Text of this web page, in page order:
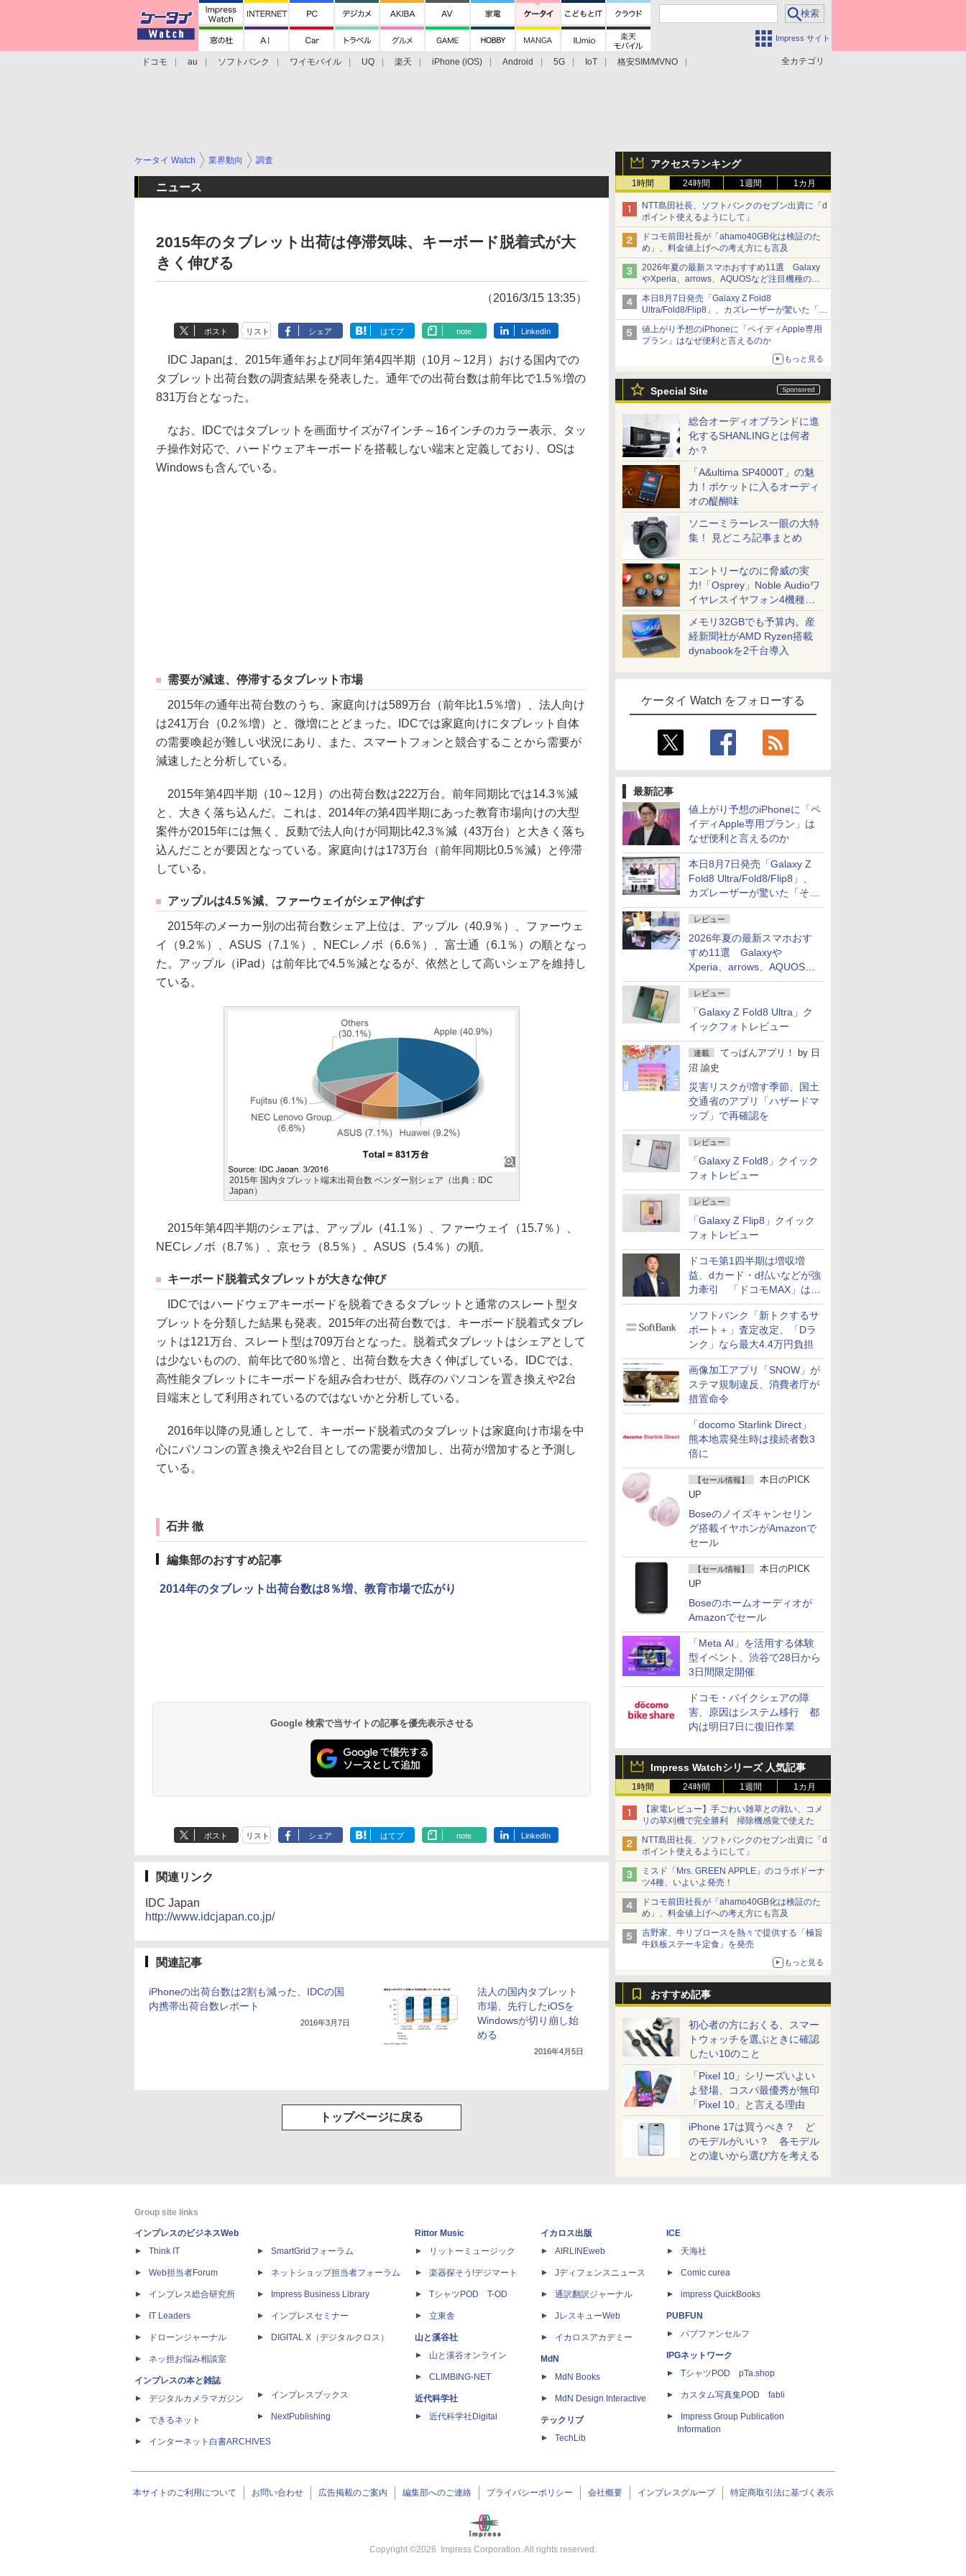
Impress サイト
全カテゴリ
ドコモ au ソフトバンク ワイモバイル UQ 楽天 iPhone (iOS) Android 5G IoT
格安SIM/MVNO
アクセスランキング
1時間 24時間 1週間 1カ月
NTT島田社長、ソフトバンクのセブン出資に「d
ポイント使えるようにして」
ドコモ前田社長が「ahamo40GB化は検証のた
め」、料金値上げへの考え方にも言及
2026年夏の最新スマホおすすめ11選 Galaxy
やXperia、arrows、AQUOSなど注目機種の特
徴は
本日8月7日発売「Galaxy Z Fold8
Ultra/Fold8/Flip8」、カズレーザーが驚いた「そ
ば屋のメニュー並みの薄さ」
値上がり予想のiPhoneに「ペイディApple専用
プラン」はなぜ便利と言えるのか
もっと見る
Special Site
総合オーディオブランドに進
化するSHANLINGとは何者
か？
「A&ultima SP4000T」の魅
力！ポケットに入るオーディ
オの醍醐味
ソニーミラーレス一眼の大特
集！ 見どころ記事まとめ
エントリーなのに脅威の実
力!「Osprey」Noble Audioワ
イヤレスイヤフォン4機種を
一気に聴く
メモリ32GBでも予算内。産
経新聞社がAMD Ryzen搭載
dynabookを2千台導入
ケータイ Watch をフォローする
最新記事
値上がり予想のiPhoneに「ペ
イディApple専用プラン」は
なぜ便利と言えるのか
本日8月7日発売「Galaxy Z
Fold8 Ultra/Fold8/Flip8」、
カズレーザーが驚いた「そば
屋のメニュー並みの薄さ」
レビュー
2026年夏の最新スマホおす
すめ11選 Galaxyや
Xperia、arrows、AQUOSな
ど注目機種の特徴は
レビュー
「Galaxy Z Fold8 Ultra」ク
イックフォトレビュー
連載 てっぱんアプリ！ by 日
沼 諭史
災害リスクが増す季節、国土
交通省のアプリ「ハザードマ
ップ」で再確認を
レビュー
「Galaxy Z Fold8」クイック
フォトレビュー
レビュー
「Galaxy Z Flip8」クイック
フォトレビュー
ドコモ第1四半期は増収増
益、dカード・d払いなどが強
力牽引 「ドコモMAX」は
400万契約突破
ソフトバンク「新トクするサ
ポート＋」査定改定、「Dラ
ンク」なら最大4.4万円負担
画像加工アプリ「SNOW」が
ステマ規制違反、消費者庁が
措置命令
「docomo Starlink Direct」
熊本地震発生時は接続者数3
倍に
【セール情報】
本日のPICK
UP
Boseのノイズキャンセリン
グ搭載イヤホンがAmazonで
セール
【セール情報】
本日のPICK
UP
Boseのホームオーディオが
Amazonでセール
「Meta AI」を活用する体験
型イベント、渋谷で28日から
3日間限定開催
ドコモ・バイクシェアの障
害、原因はシステム移行 都
内は明日7日に復旧作業
Impress Watchシリーズ 人気記事
1時間 24時間 1週間 1カ月
【家電レビュー】手ごわい雑草との戦い、コメ
リの草刈機で完全勝利 掃除機感覚で使えた
NTT島田社長、ソフトバンクのセブン出資に「d
ポイント使えるようにして」
ミスド「Mrs. GREEN APPLE」のコラボドーナ
ツ4種、いよいよ発売！
ドコモ前田社長が「ahamo40GB化は検証のた
め」、料金値上げへの考え方にも言及
吉野家、牛リブロースを熱々で提供する「極旨
牛鉄板ステーキ定食」を発売
もっと見る
おすすめ記事
初心者の方におくる、スマー
トウォッチを選ぶときに確認
したい10のこと
「Pixel 10」シリーズいよい
よ登場、コスパ最優秀が無印
「Pixel 10」と言える理由
iPhone 17は買うべき？ ど
のモデルがいい？ 各モデル
との違いから選び方を考える
ケータイ Watch 業界動向 調査
ニュース
2015年のタブレット出荷は停滞気味、キーボード脱着式が大
きく伸びる
（2016/3/15 13:35）
ポスト リスト シェア はてブ note LinkedIn
IDC Japanは、2015年通年および同年第4四半期（10月～12月）おける国内での
タブレット出荷台数の調査結果を発表した。通年での出荷台数は前年比で1.5％増の
831万台となった。
なお、IDCではタブレットを画面サイズが7インチ～16インチのカラー表示、タッ
チ操作対応で、ハードウェアキーボードを搭載しない端末と定義しており、OSは
Windowsも含んでいる。
需要が減速、停滞するタブレット市場
2015年の通年出荷台数のうち、家庭向けは589万台（前年比1.5％増）、法人向け
は241万台（0.2％増）と、微増にとどまった。IDCでは家庭向けにタブレット自体
の需要喚起が難しい状況にあり、また、スマートフォンと競合することから需要が
減速したと分析している。
2015年第4四半期（10～12月）の出荷台数は222万台。前年同期比では14.3％減
と、大きく落ち込んだ。これは、2014年の第4四半期にあった教育市場向けの大型
案件が2015年には無く、反動で法人向けが同期比42.3％減（43万台）と大きく落ち
込んだことが要因となっている。家庭向けは173万台（前年同期比0.5％減）と停滞
している。
アップルは4.5％減、ファーウェイがシェア伸ばす
2015年のメーカー別の出荷台数シェア上位は、アップル（40.9％）、ファーウェ
イ（9.2％）、ASUS（7.1％）、NECレノボ（6.6％）、富士通（6.1％）の順となっ
た。アップル（iPad）は前年比で4.5％減となるが、依然として高いシェアを維持し
ている。
2015年 国内タブレット端末出荷台数 ベンダー別シェア（出典：IDC
Japan）
2015年第4四半期のシェアは、アップル（41.1％）、ファーウェイ（15.7％）、
NECレノボ（8.7％）、京セラ（8.5％）、ASUS（5.4％）の順。
キーボード脱着式タブレットが大きな伸び
IDCではハードウェアキーボードを脱着できるタブレットと通常のスレート型タ
ブレットを分類した結果も発表。2015年の出荷台数では、キーボード脱着式タブレ
ットは121万台、スレート型は709万台となった。脱着式タブレットはシェアとして
は少ないものの、前年比で80％増と、出荷台数を大きく伸ばしている。IDCでは、
高性能タブレットにキーボードを組み合わせが、既存のパソコンを置き換えや2台
目端末として利用されているのではないかと分析している。
2016年以降の見通しとして、キーボード脱着式のタブレットは家庭向け市場を中
心にパソコンの置き換えや2台目としての需要が増加し、出荷が増加すると予測し
ている。
石井 徹
編集部のおすすめ記事
2014年のタブレット出荷台数は8％増、教育市場で広がり
Google 検索で当サイトの記事を優先表示させる
ポスト リスト シェア はてブ note LinkedIn
関連リンク
IDC Japan
http://www.idcjapan.co.jp/
関連記事
iPhoneの出荷台数は2割も減った、IDCの国
内携帯出荷台数レポート
2016年3月7日
法人の国内タブレット
市場、先行したiOSを
Windowsが切り崩し始
める
2016年4月5日
トップページに戻る
Group site links
インプレスのビジネスWeb
Think IT
Web担当者Forum
インプレス総合研究所
IT Leaders
ドローンジャーナル
ネッ担お悩み相談室
インプレスの本と雑誌
デジタルカメラマガジン
できるネット
インターネット白書ARCHIVES
SmartGridフォーラム
ネットショップ担当者フォーラム
Impress Business Library
インプレスセミナー
DIGITAL X（デジタルクロス）
インプレスブックス
NextPublishing
Rittor Music
リットーミュージック
楽器探そう!デジマート
TシャツPOD T-OD
立東舎
山と溪谷社
山と溪谷オンライン
CLIMBING-NET
近代科学社
近代科学社Digital
イカロス出版
AIRLINEweb
Jディフェンスニュース
通訳翻訳ジャーナル
JレスキューWeb
イカロスアカデミー
MdN
MdN Books
MdN Design Interactive
テックリブ
TechLib
ICE
天海社
Comic curea
impress QuickBooks
PUBFUN
パブファンセルフ
IPGネットワーク
TシャツPOD pTa.shop
カスタム写真集POD fabli
Impress Group Publication
Information
本サイトのご利用について お問い合わせ 広告掲載のご案内 編集部へのご連絡 プライバシーポリシー 会社概要 インプレスグループ 特定商取引法に基づく表示
Copyright ©2026 Impress Corporation. All rights reserved.